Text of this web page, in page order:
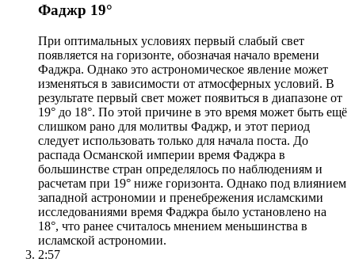
Фаджр 19°
При оптимальных условиях первый слабый свет
появляется на горизонте, обозначая начало времени
Фаджра. Однако это астрономическое явление может
изменяться в зависимости от атмосферных условий. В
результате первый свет может появиться в диапазоне от
19° до 18°. По этой причине в это время может быть ещё
слишком рано для молитвы Фаджр, и этот период
следует использовать только для начала поста. До
распада Османской империи время Фаджра в
большинстве стран определялось по наблюдениям и
расчетам при 19° ниже горизонта. Однако под влиянием
западной астрономии и пренебрежения исламскими
исследованиями время Фаджра было установлено на
18°, что ранее считалось мнением меньшинства в
исламской астрономии.
2:57